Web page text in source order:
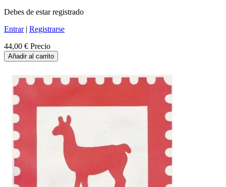
Debes de estar registrado
Entrar| Registrarse
44,00 € Precio
Añadir al carrito